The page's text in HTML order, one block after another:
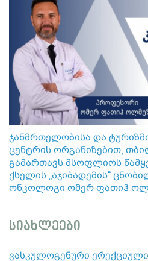
ჯანმრთელობისა და
ცენტრის ორგანიზებით,
გამართავს მსოფლიოს
ქსელის „აჯიბადემის“
ონკოლოგი ომერ ფათიჰ
სიახლეები
ვასკულოგენური